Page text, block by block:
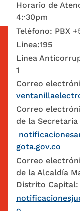
Horario de
4:·30pm
Teléfono: PBX
Linea:195
Línea
1
Correo
Correo
de la Secretaría
gota.gov.co
Correo
de la Alcaldía
Distrito Capital: